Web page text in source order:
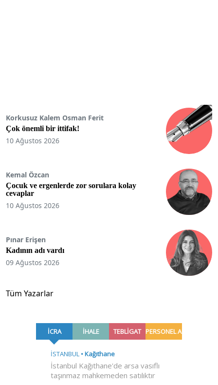
Korkusuz Kalem Osman Ferit
Çok önemli bir ittifak!
10 Ağustos 2026
Kemal Özcan
Çocuk ve ergenlerde zor sorulara kolay
cevaplar
10 Ağustos 2026
Pınar Erişen
Kadının adı vardı
09 Ağustos 2026
Tüm Yazarlar